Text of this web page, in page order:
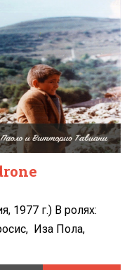
1977 г.) В ролях:
Иза Пола,